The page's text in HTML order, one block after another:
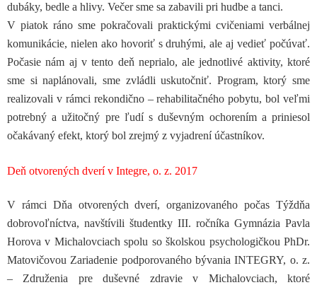
dubáky, bedle a hlivy. Večer sme sa zabavili pri hudbe a tanci.
V piatok ráno sme pokračovali praktickými cvičeniami verbálnej
komunikácie, nielen ako hovoriť s druhými, ale aj vedieť počúvať.
Počasie nám aj v tento deň neprialo, ale jednotlivé aktivity, ktoré
sme si naplánovali, sme zvládli uskutočniť. Program, ktorý sme
realizovali v rámci rekondično – rehabilitačného pobytu, bol veľmi
potrebný a užitočný pre ľudí s duševným ochorením a priniesol
očakávaný efekt, ktorý bol zrejmý z vyjadrení účastníkov.
Deň otvorených dverí v Integre, o. z. 2017
V rámci Dňa otvorených dverí, organizovaného počas Týždňa
dobrovoľníctva, navštívili študentky III. ročníka Gymnázia Pavla
Horova v Michalovciach spolu so školskou psychologičkou PhDr.
Matovičovou Zariadenie podporovaného bývania INTEGRY, o. z.
– Združenia pre duševné zdravie v Michalovciach, ktoré